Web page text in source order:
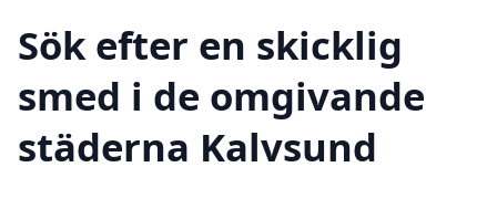
Sök efter en skicklig
smed i de omgivande
städerna Kalvsund